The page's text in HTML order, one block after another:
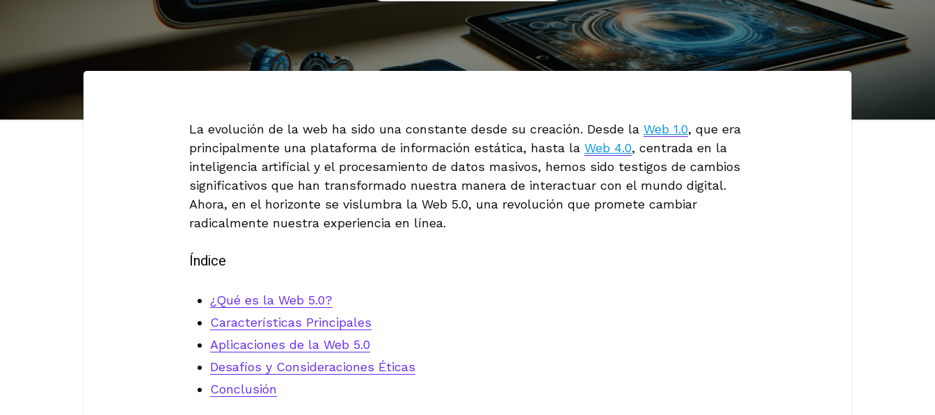
La evolución de la web ha sido una constante desde su creación. Desde la Web 1.0, que era
principalmente una plataforma de información estática, hasta la Web 4.0, centrada en la
inteligencia artificial y el procesamiento de datos masivos, hemos sido testigos de cambios
significativos que han transformado nuestra manera de interactuar con el mundo digital.
Ahora, en el horizonte se vislumbra la Web 5.0, una revolución que promete cambiar
radicalmente nuestra experiencia en línea.
Índice
¿Qué es la Web 5.0?
Características Principales
Aplicaciones de la Web 5.0
Desafíos y Consideraciones Éticas
Conclusión